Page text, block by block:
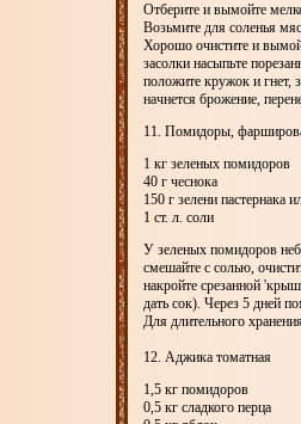
Отберите и вымойте
Возьмите для соленья
Хорошо очистите и
засолки насыпьте
положите кружок и гнет,
начнется брожение,
11. Помидоры,
1 кг зеленых помидоров
40 г чеснока
150 г зелени пастернака
1 ст. л. соли
У зеленых помидоров
смешайте с солью,
накройте срезанной
дать сок). Через 5 дней
Для длительного
12. Аджика томатная
1,5 кг помидоров
0,5 кг сладкого перца